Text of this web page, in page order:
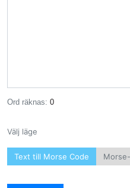
Ord räknas: 0
Välj läge
Text till Morse Code